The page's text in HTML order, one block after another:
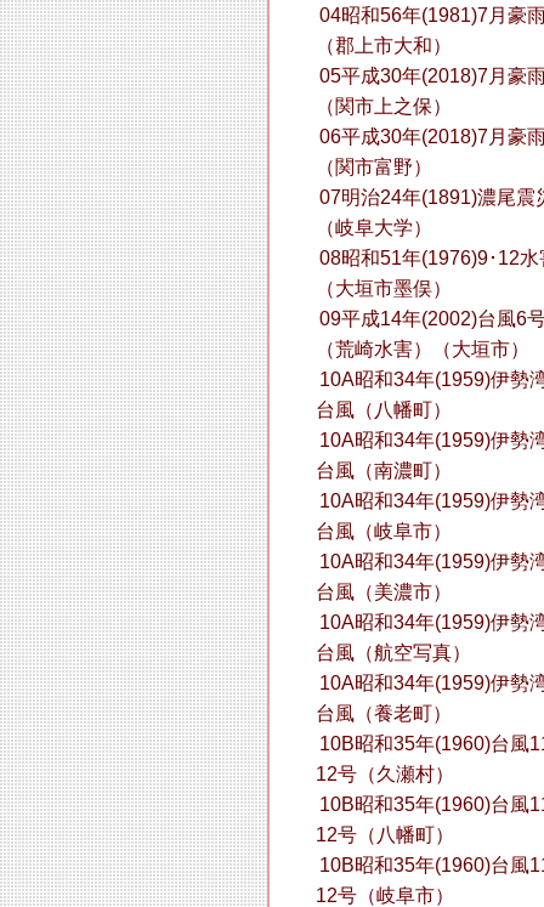
04昭和56年(1981)7月豪
（郡上市大和）
05平成30年(2018)7月豪
（関市上之保）
06平成30年(2018)7月豪
（関市富野）
07明治24年(1891)濃尾震
（岐阜大学）
08昭和51年(1976)9･12水
（大垣市墨俣）
09平成14年(2002)台風6
（荒崎水害）（大垣市）
10A昭和34年(1959)伊勢
台風（八幡町）
10A昭和34年(1959)伊勢
台風（南濃町）
10A昭和34年(1959)伊勢
台風（岐阜市）
10A昭和34年(1959)伊勢
台風（美濃市）
10A昭和34年(1959)伊勢
台風（航空写真）
10A昭和34年(1959)伊勢
台風（養老町）
10B昭和35年(1960)台風
12号（久瀬村）
10B昭和35年(1960)台風
12号（八幡町）
10B昭和35年(1960)台風
12号（岐阜市）